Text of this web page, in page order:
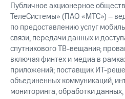
Публичное акционерное
ТелеСистемы» (ПАО «МТС») –
по предоставлению услуг
связи, передачи данных и
спутникового ТВ-вещания;
включая финтех и медиа в
приложений; поставщик ИТ-
объединенных коммуникаций,
мониторинга, обработки